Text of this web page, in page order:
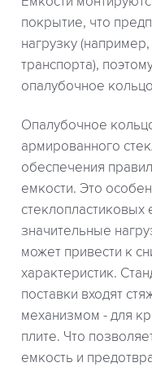
покрытие, что
нагрузку
транспорта),
опалубочное
Опалубочное
армированного
обеспечения
емкости. Это
значительные
может привести к
характеристик.
поставки входят
механизмом - для
плите. Что
емкость и